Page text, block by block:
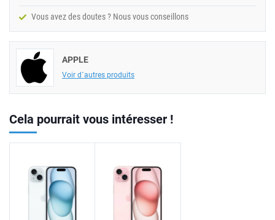
Vous avez des doutes ? Nous vous conseillons
APPLE
Voir d´autres produits
Cela pourrait vous intéresser !